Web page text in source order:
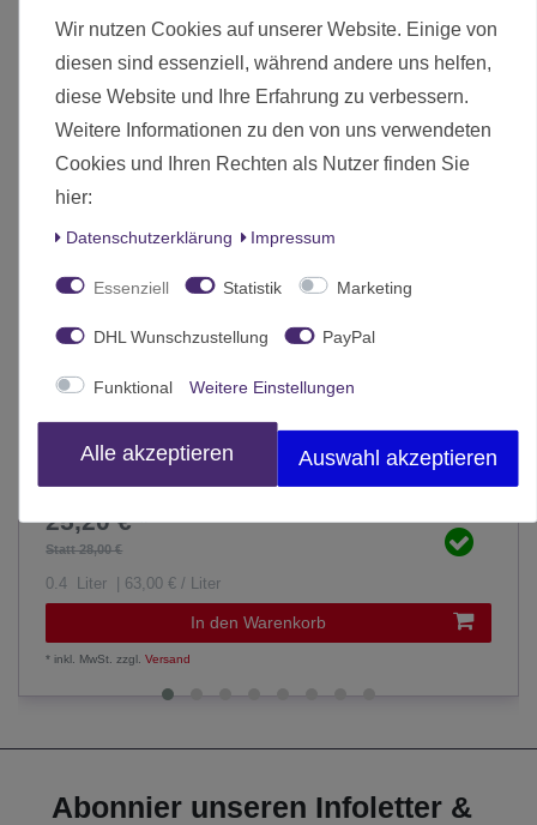
Citadel Retributor Armour Grundierspray 400ml
Statt 28,00 €
25,20 € *
0.4 Liter | 63,00 € / Liter
In den Warenkorb
*inkl. MwSt. zzgl.Versand
Abonnier unseren Infoletter &
Wir nutzen Cookies auf unserer Website. Einige von
diesen sind essenziell, während andere uns helfen,
diese Website und Ihre Erfahrung zu verbessern.
Weitere Informationen zu den von uns verwendeten
Cookies und Ihren Rechten als Nutzer finden Sie
hier:
Daten­schutz­erklärung Impressum
Essenziell Statistik Marketing
DHL Wunschzustellung PayPal
Funktional Weitere Einstellungen
Alle akzeptieren Auswahl akzeptieren